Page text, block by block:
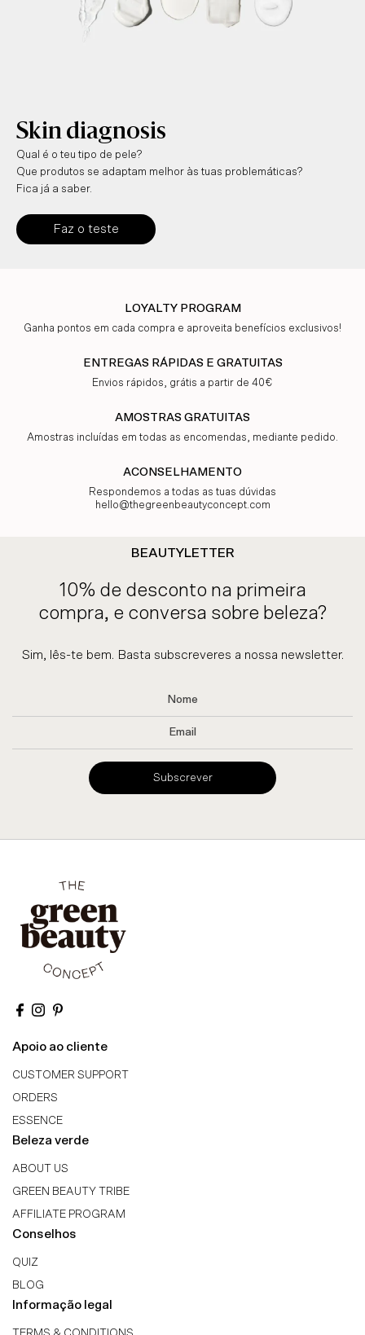
Skin diagnosis
Qual é o teu tipo de pele?
Que produtos se adaptam melhor às tuas problemáticas?
Fica já a saber.
Faz o teste
LOYALTY PROGRAM
Ganha pontos em cada compra e aproveita benefícios exclusivos!
ENTREGAS RÁPIDAS E GRATUITAS
Envios rápidos, grátis a partir de 40€
AMOSTRAS GRATUITAS
Amostras incluídas em todas as encomendas, mediante pedido.
ACONSELHAMENTO
Respondemos a todas as tuas dúvidas
hello@thegreenbeautyconcept.com
BEAUTYLETTER
10% de desconto na primeira
compra, e conversa sobre beleza?
Sim, lês-te bem. Basta subscreveres a nossa newsletter.
Subscrever
Apoio ao cliente
CUSTOMER SUPPORT
ORDERS
ESSENCE
Beleza verde
ABOUT US
GREEN BEAUTY TRIBE
AFFILIATE PROGRAM
Conselhos
QUIZ
BLOG
Informação legal
Enter
Email